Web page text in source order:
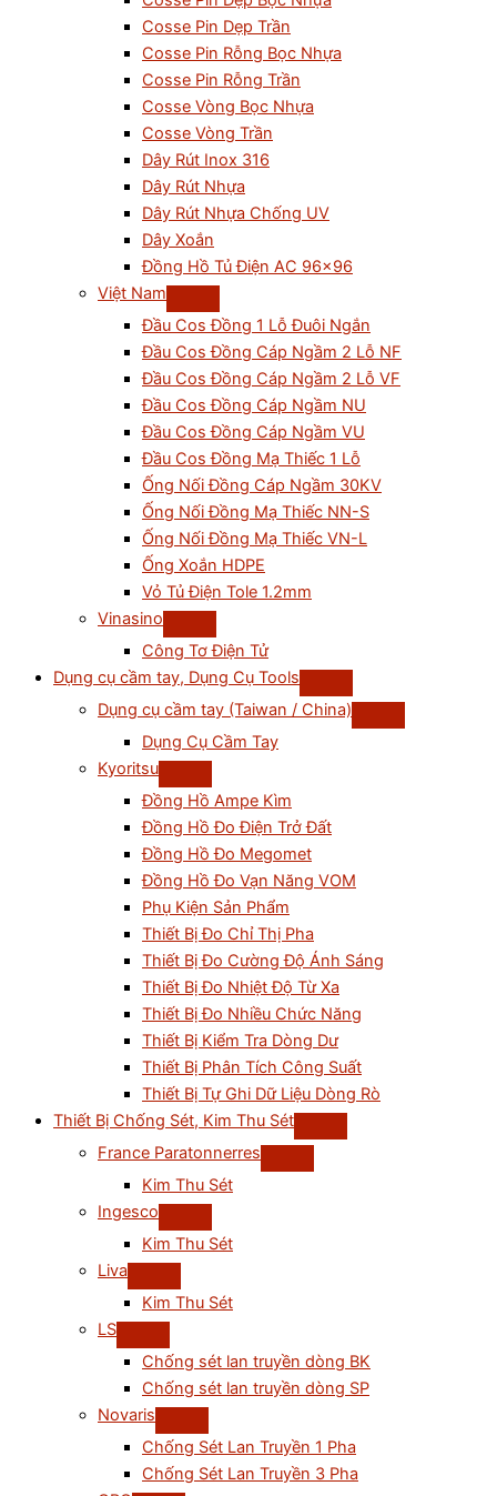
Cosse Pin Dẹp Trần
Cosse Pin Rỗng Bọc Nhựa
Cosse Pin Rỗng Trần
Cosse Vòng Bọc Nhựa
Cosse Vòng Trần
Dây Rút Inox 316
Dây Rút Nhựa
Dây Rút Nhựa Chống UV
Dây Xoắn
Đồng Hồ Tủ Điện AC 96×96
Việt Nam
Đầu Cos Đồng 1 Lỗ Đuôi Ngắn
Đầu Cos Đồng Cáp Ngầm 2 Lỗ NF
Đầu Cos Đồng Cáp Ngầm 2 Lỗ VF
Đầu Cos Đồng Cáp Ngầm NU
Đầu Cos Đồng Cáp Ngầm VU
Đầu Cos Đồng Mạ Thiếc 1 Lỗ
Ống Nối Đồng Cáp Ngầm 30KV
Ống Nối Đồng Mạ Thiếc NN-S
Ống Nối Đồng Mạ Thiếc VN-L
Ống Xoắn HDPE
Vỏ Tủ Điện Tole 1.2mm
Vinasino
Công Tơ Điện Tử
Dụng cụ cầm tay, Dụng Cụ Tools
Dụng cụ cầm tay (Taiwan / China)
Dụng Cụ Cầm Tay
Kyoritsu
Đồng Hồ Ampe Kìm
Đồng Hồ Đo Điện Trở Đất
Đồng Hồ Đo Megomet
Đồng Hồ Đo Vạn Năng VOM
Phụ Kiện Sản Phẩm
Thiết Bị Đo Chỉ Thị Pha
Thiết Bị Đo Cường Độ Ánh Sáng
Thiết Bị Đo Nhiệt Độ Từ Xa
Thiết Bị Đo Nhiều Chức Năng
Thiết Bị Kiểm Tra Dòng Dư
Thiết Bị Phân Tích Công Suất
Thiết Bị Tự Ghi Dữ Liệu Dòng Rò
Thiết Bị Chống Sét, Kim Thu Sét
France Paratonnerres
Kim Thu Sét
Ingesco
Kim Thu Sét
Liva
Kim Thu Sét
LS
Chống sét lan truyền dòng BK
Chống sét lan truyền dòng SP
Novaris
Chống Sét Lan Truyền 1 Pha
Chống Sét Lan Truyền 3 Pha